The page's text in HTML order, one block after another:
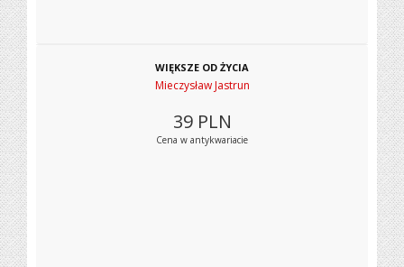
WIĘKSZE OD ŻYCIA
Mieczysław Jastrun
39 PLN
Cena w antykwariacie